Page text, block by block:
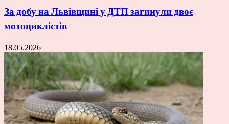
За добу на Львівщині у ДТП загинули двоє
мотоциклістів
18.05.2026